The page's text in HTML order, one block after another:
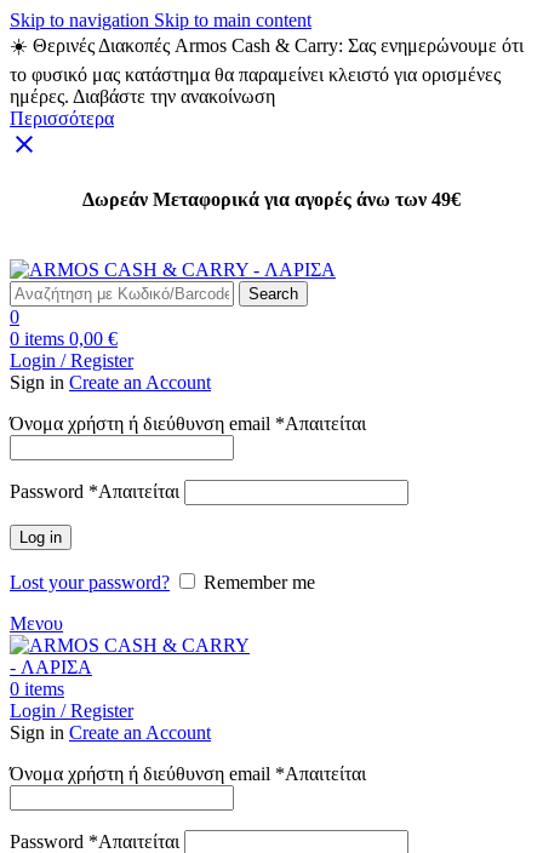
Skip to navigation Skip to main content
☀️ Θερινές Διακοπές Armos Cash & Carry: Σας ενημερώνουμε ότι
το φυσικό μας κατάστημα θα παραμείνει κλειστό για ορισμένες
ημέρες. Διαβάστε την ανακοίνωση
Περισσότερα
Δωρεάν Μεταφορικά για αγορές άνω των 49€
Search
0
0 items 0,00 €
Login / Register
Sign in Create an Account
Όνομα χρήστη ή διεύθυνση email *Απαιτείται
Password *Απαιτείται
Log in
Lost your password?
Remember me
Μενου
0 items
Login / Register
Sign in Create an Account
Όνομα χρήστη ή διεύθυνση email *Απαιτείται
Password *Απαιτείται